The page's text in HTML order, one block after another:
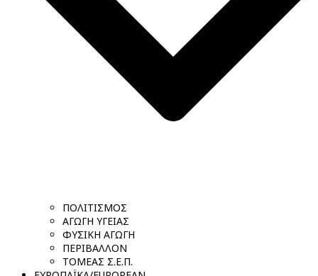
ΠΟΛΙΤΙΣΜΟΣ
ΑΓΩΓΗ ΥΓΕΙΑΣ
ΦΥΣΙΚΗ ΑΓΩΓΗ
ΠΕΡΙΒΑΛΛΟΝ
ΤΟΜΕΑΣ Σ.Ε.Π.